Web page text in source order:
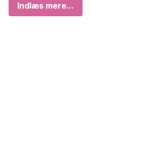
Indlæs mere...